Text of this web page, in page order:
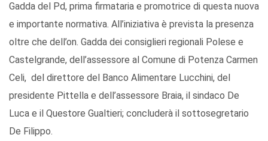
Gadda del Pd, prima firmataria e promotrice di questa nuova
e importante normativa. All’iniziativa è prevista la presenza
oltre che dell’on. Gadda dei consiglieri regionali Polese e
Castelgrande, dell’assessore al Comune di Potenza Carmen
Celi, del direttore del Banco Alimentare Lucchini, del
presidente Pittella e dell’assessore Braia, il sindaco De
Luca e il Questore Gualtieri; concluderà il sottosegretario
De Filippo.